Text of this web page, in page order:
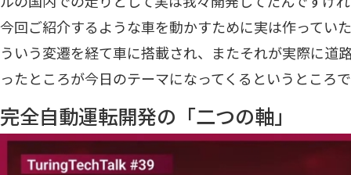
今回ご紹介するような車を動かすために実は作ってい
ういう変遷を経て車に搭載され、またそれが実際に道
ったところが今日のテーマになってくるというところ
完全自動運転開発の「二つの軸」